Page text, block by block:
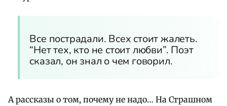
Все пострадали. Всех стоит жалеть.
“Нет тех, кто не стоит любви”. Поэт
сказал, он знал о чем говорил.
А рассказы о том, почему не надо… На Страшном